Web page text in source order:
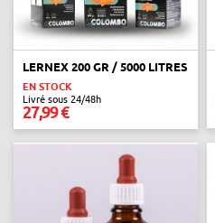
LERNEX 200 GR / 5000 LITRES
EN STOCK
Livré sous 24/48h
27,99 €